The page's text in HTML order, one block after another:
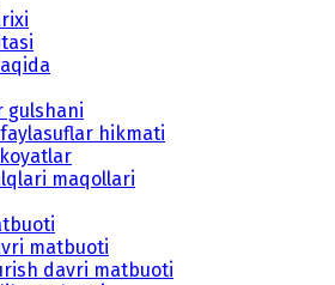
gulshani
hikmati
maqollari
matbuoti
davri matbuoti